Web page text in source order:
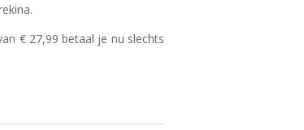
€ 27,99 betaal je nu slechts